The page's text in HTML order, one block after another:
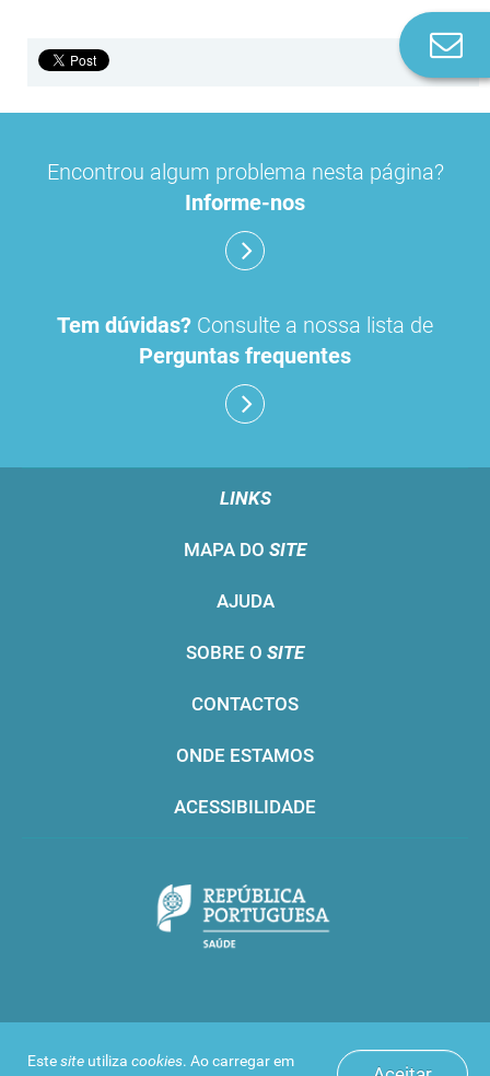
Estesite utiliza cookies. Ao carregar em
Encontrou algum problema nesta página?
Informe-nos
Tem dúvidas? Consulte a nossa lista de
Perguntas frequentes
LINKS
MAPA DO SITE
AJUDA
SOBRE O SITE
CONTACTOS
ONDE ESTAMOS
ACESSIBILIDADE
Infarmed © 2016. Todos os direitos reservados